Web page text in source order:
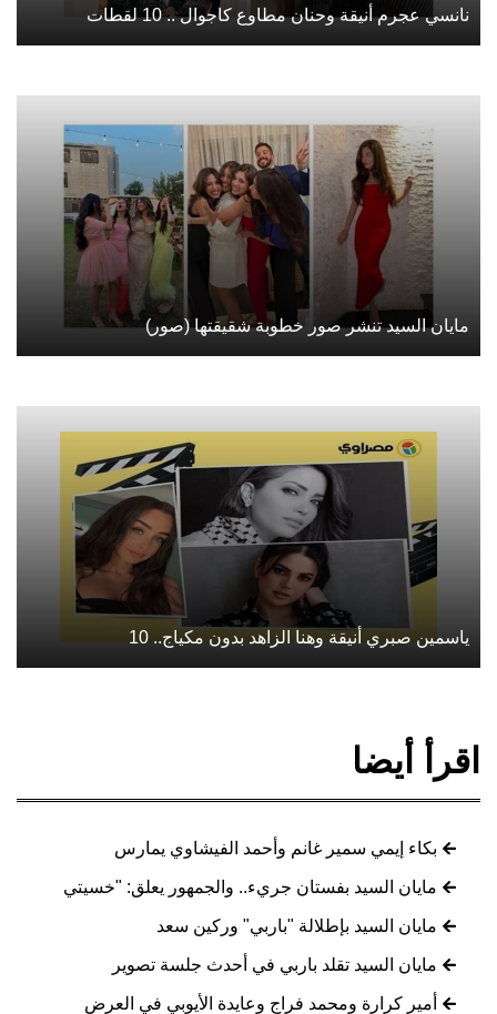
نانسي عجرم أنيقة وحنان مطاوع كاجوال .. 10 لقطات
مايان السيد تنشر صور خطوبة شقيقتها (صور)
ياسمين صبري أنيقة وهنا الزاهد بدون مكياج.. 10
اقرأ أيضا
بكاء إيمي سمير غانم وأحمد الفيشاوي يمارس
مايان السيد بفستان جريء.. والجمهور يعلق: "خسيتي
مايان السيد بإطلالة "باربي" وركين سعد
مايان السيد تقلد باربي في أحدث جلسة تصوير
أمير كرارة ومحمد فراج وعايدة الأيوبي في العرض